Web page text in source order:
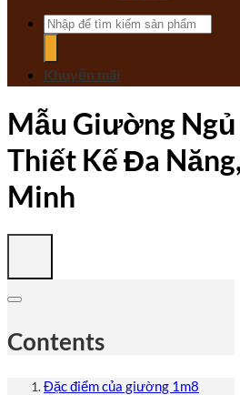
Tìm
kiếm:
Khuyến mãi
Mẫu Giường
Thiết Kế Đa
Minh
Contents
Đặc điểm của giường 1m8